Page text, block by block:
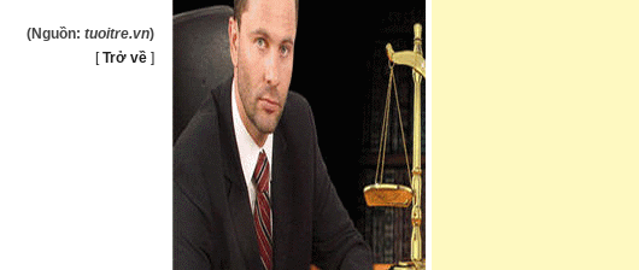
(Nguồn: tuoitre.vn)
[Trở về ]